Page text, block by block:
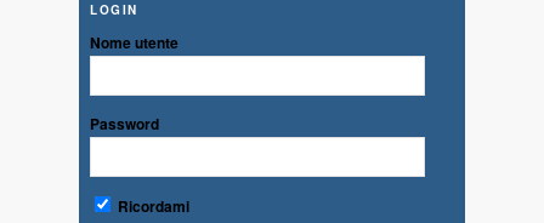
LOGIN
Nome utente
Password
Ricordami